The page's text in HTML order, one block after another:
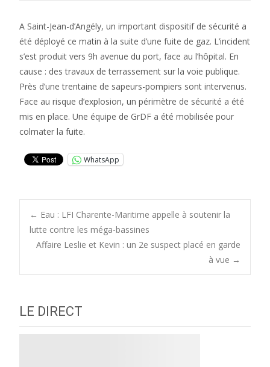
A Saint-Jean-d’Angély, un important dispositif de sécurité a
été déployé ce matin à la suite d’une fuite de gaz. L’incident
s’est produit vers 9h avenue du port, face au l’hôpital. En
cause : des travaux de terrassement sur la voie publique.
Près d’une trentaine de sapeurs-pompiers sont intervenus.
Face au risque d’explosion, un périmètre de sécurité a été
mis en place. Une équipe de GrDF a été mobilisée pour
colmater la fuite.
WhatsApp
Post
← Eau : LFI Charente-Maritime appelle à soutenir la
lutte contre les méga-bassines
Affaire Leslie et Kevin : un 2e suspect placé en garde
à vue →
LE DIRECT